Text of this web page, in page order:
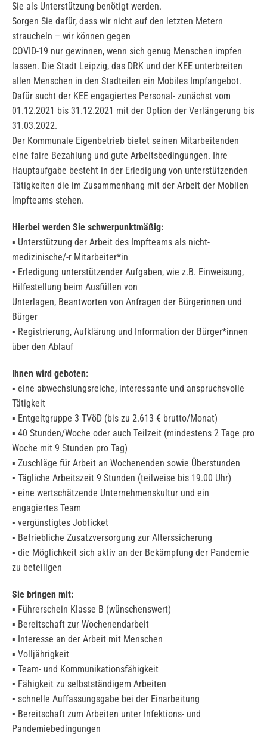
Sie als Unterstützung benötigt werden.
Sorgen Sie dafür, dass wir nicht auf den letzten Metern
straucheln – wir können gegen
COVID-19 nur gewinnen, wenn sich genug Menschen impfen
lassen. Die Stadt Leipzig, das DRK und der KEE unterbreiten
allen Menschen in den Stadteilen ein Mobiles Impfangebot.
Dafür sucht der KEE engagiertes Personal- zunächst vom
01.12.2021 bis 31.12.2021 mit der Option der Verlängerung bis
31.03.2022.
Der Kommunale Eigenbetrieb bietet seinen Mitarbeitenden
eine faire Bezahlung und gute Arbeitsbedingungen. Ihre
Hauptaufgabe besteht in der Erledigung von unterstützenden
Tätigkeiten die im Zusammenhang mit der Arbeit der Mobilen
Impfteams stehen.
Hierbei werden Sie schwerpunktmäßig:
▪ Unterstützung der Arbeit des Impfteams als nicht-
medizinische/-r Mitarbeiter*in
▪ Erledigung unterstützender Aufgaben, wie z.B. Einweisung,
Hilfestellung beim Ausfüllen von
Unterlagen, Beantworten von Anfragen der Bürgerinnen und
Bürger
▪ Registrierung, Aufklärung und Information der Bürger*innen
über den Ablauf
Ihnen wird geboten:
▪ eine abwechslungsreiche, interessante und anspruchsvolle
Tätigkeit
▪ Entgeltgruppe 3 TVöD (bis zu 2.613 € brutto/Monat)
▪ 40 Stunden/Woche oder auch Teilzeit (mindestens 2 Tage pro
Woche mit 9 Stunden pro Tag)
▪ Zuschläge für Arbeit an Wochenenden sowie Überstunden
▪ Tägliche Arbeitszeit 9 Stunden (teilweise bis 19.00 Uhr)
▪ eine wertschätzende Unternehmenskultur und ein
engagiertes Team
▪ vergünstigtes Jobticket
▪ Betriebliche Zusatzversorgung zur Alterssicherung
▪ die Möglichkeit sich aktiv an der Bekämpfung der Pandemie
zu beteiligen
Sie bringen mit:
▪ Führerschein Klasse B (wünschenswert)
▪ Bereitschaft zur Wochenendarbeit
▪ Interesse an der Arbeit mit Menschen
▪ Volljährigkeit
▪ Team- und Kommunikationsfähigkeit
▪ Fähigkeit zu selbstständigem Arbeiten
▪ schnelle Auffassungsgabe bei der Einarbeitung
▪ Bereitschaft zum Arbeiten unter Infektions- und
Pandemiebedingungen